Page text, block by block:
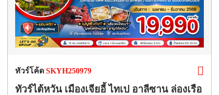
ทัวร์โค้ด SKYH250979
ทัวร์ไต้หวัน เมืองเจียอี้ ไทเป อาลีซาน ล่องเรือ